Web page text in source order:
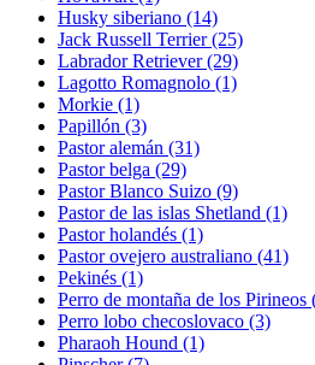
Husky siberiano (14)
Jack Russell Terrier(25)
Labrador Retriever(29)
Lagotto Romagnolo (1)
Morkie (1)
Papillón (3)
Pastor alemán (31)
Pastor belga (29)
Pastor Blanco Suizo (9)
Pastor de las islas Shetland (1)
Pastor holandés (1)
Pastor ovejero australiano (41)
Pekinés (1)
Perro de montaña de los Pirineos
Perro lobo checoslovaco (3)
Pharaoh Hound (1)